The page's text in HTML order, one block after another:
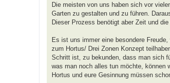
Die meisten von uns haben sich vor
Garten zu gestalten und zu führen.
Dieser Prozess benötigt aber Zeit und
Es ist uns immer eine besondere
zum Hortus/ Drei Zonen Konzept
Schritt ist, zu bekunden, dass man sich
was man noch alles tun möchte, können
Hortus und eure Gesinnung müssen